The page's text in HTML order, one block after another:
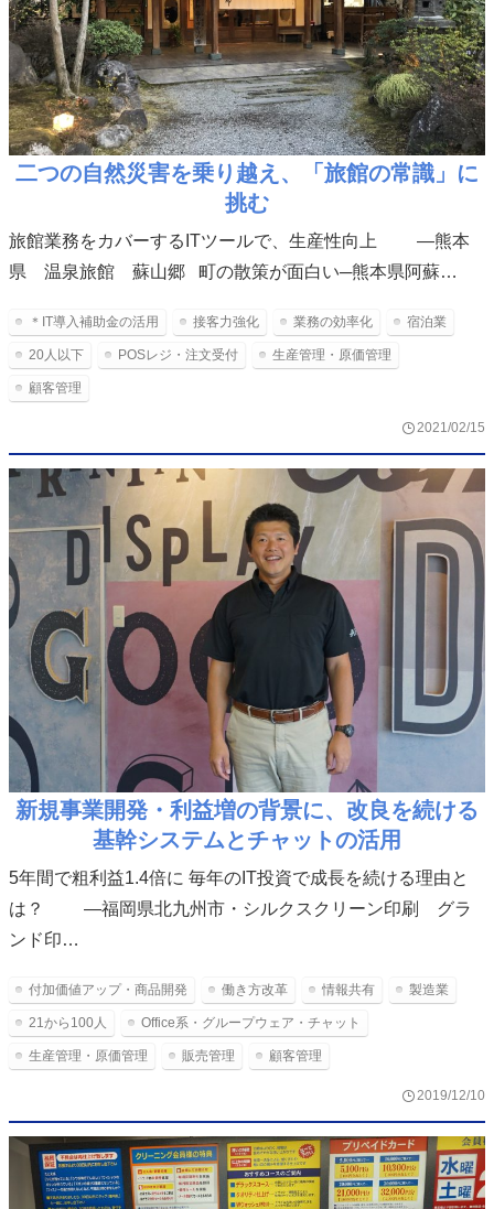
二つの自然災害を乗り越え、「旅館の常識」に
挑む
旅館業務をカバーするITツールで、生産性向上 ―熊本
県 温泉旅館 蘇山郷 町の散策が面白い─熊本県阿蘇…
＊IT導入補助金の活用 接客力強化 業務の効率化 宿泊業
20人以下 POSレジ・注文受付 生産管理・原価管理
顧客管理
2021/02/15
新規事業開発・利益増の背景に、改良を続ける
基幹システムとチャットの活用
5年間で粗利益1.4倍に 毎年のIT投資で成長を続ける理由と
は？ ―福岡県北九州市・シルクスクリーン印刷 グラ
ンド印…
付加価値アップ・商品開発 働き方改革 情報共有 製造業
21から100人 Office系・グループウェア・チャット
生産管理・原価管理 販売管理 顧客管理
2019/12/10